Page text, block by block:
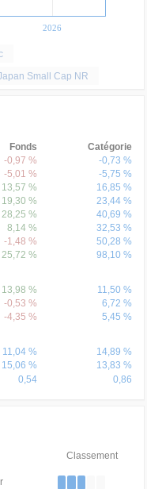
2026
Small Cap NR
Fonds
Catégorie
-0,97 %
-0,73 %
-5,01 %
-5,75 %
13,57 %
16,85 %
19,30 %
23,44 %
28,25 %
40,69 %
8,14 %
32,53 %
-1,48 %
50,28 %
25,72 %
98,10 %
13,98 %
11,50 %
-0,53 %
6,72 %
-4,35 %
5,45 %
11,04 %
14,89 %
15,06 %
13,83 %
0,54 0,86
Classement